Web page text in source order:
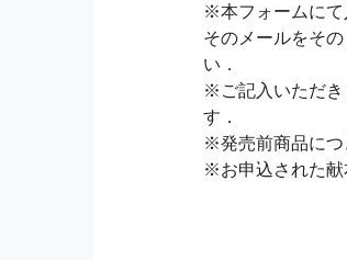
※本フォームにて
そのメールをそ
い．
※ご記入いただき
す．
※発売前商品につ
※お申込された献